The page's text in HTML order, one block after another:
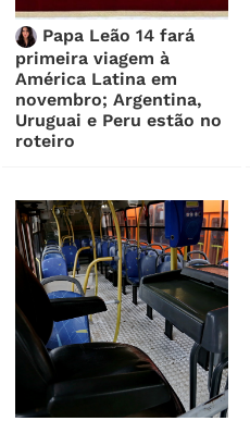
Papa Leão 14 fará
primeira viagem à
América Latina em
novembro; Argentina,
Uruguai e Peru estão no
roteiro